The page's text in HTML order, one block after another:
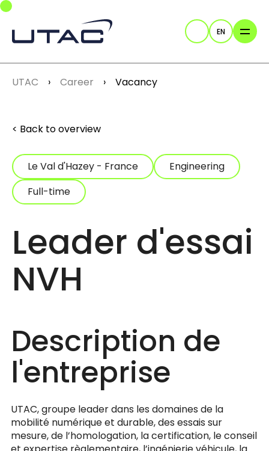
Skip to main navigation
Skip to main content
Skip to page footer
Search
EN
You are here:
UTAC Career Vacancy
Back to overview
Le Val d'Hazey - France
Engineering
Full-time
Leader d'essai
NVH
Description de
l'entreprise
UTAC, groupe leader dans les domaines de la
mobilité numérique et durable, des essais sur
mesure, de l’homologation, la certification, le conseil